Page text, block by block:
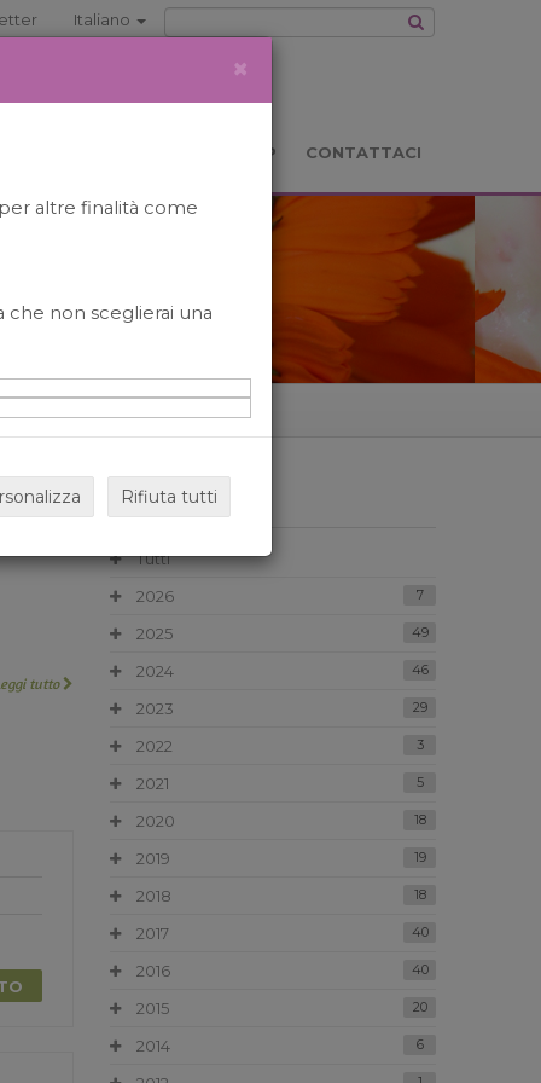
Italiano
BOOKSHOP CONTATTACI
tutto
ARCHIVIO
Tutti
2026
7
2025 49
2024 46
2023 29
2022 3
2021 5
2020 18
2019 19
2018 18
2017 40
2016 40
2015 20
2014 6
×
altre finalità come
che non sceglierai una
Rifiuta tutti